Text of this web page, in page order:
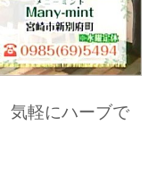
気軽にハーブで